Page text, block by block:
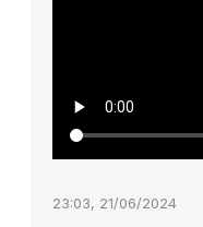
23:03, 21/06/2024